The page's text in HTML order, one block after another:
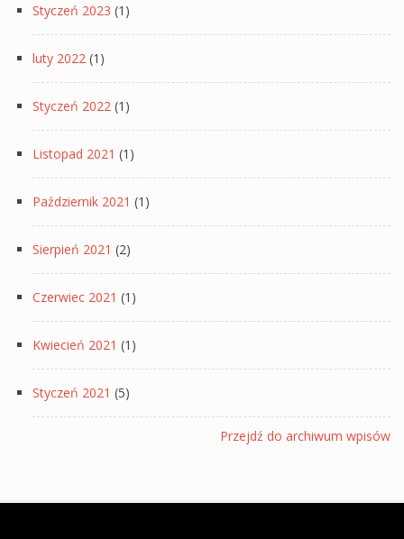
Styczeń 2023 (1)
luty 2022 (1)
Styczeń 2022 (1)
Listopad 2021 (1)
Październik 2021 (1)
Sierpień 2021 (2)
Czerwiec 2021 (1)
Kwiecień 2021 (1)
Styczeń 2021 (5)
Przejdź do archiwum wpisów